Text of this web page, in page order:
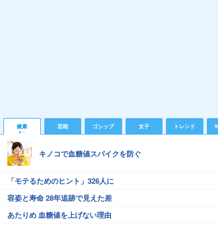
健康 芸能 ゴシップ 女子 トレンド
キノコで血糖値スパイクを防ぐ
「モテるためのヒント」326人に
容姿と寿命 28年追跡で見えた差
あたりめ 血糖値を上げない理由